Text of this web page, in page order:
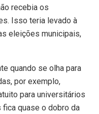
recebia os
Isso teria levado à
eleições municipais,
quando se olha para
por exemplo,
para universitários
fica quase o dobro da